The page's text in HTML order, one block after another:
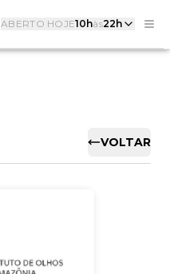
ABERTO HOJE10hàs22h
VOLTAR